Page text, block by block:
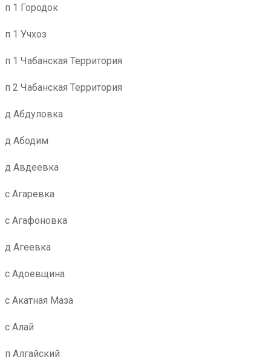
п 1 Городок
п 1 Учхоз
п 1 Чабанская Территория
п 2 Чабанская Территория
д Абдуловка
д Абодим
д Авдеевка
с Агаревка
с Агафоновка
д Агеевка
с Адоевщина
с Акатная Маза
с Алай
п Алгайский